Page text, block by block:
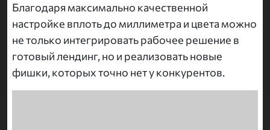
Благодаря максимально качественной
настройке вплоть до миллиметра и цвета можно
не только интегрировать рабочее решение в
готовый лендинг, но и реализовать новые
фишки, которых точно нет у конкурентов.